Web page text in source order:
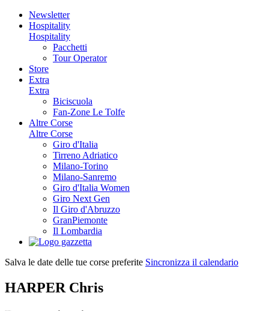
Newsletter
Hospitality
Hospitality
Pacchetti
Tour Operator
Store
Extra
Extra
Biciscuola
Fan-Zone Le Tolfe
Altre Corse
Altre Corse
Giro d'Italia
Tirreno Adriatico
Milano-Torino
Milano-Sanremo
Giro d'Italia Women
Giro Next Gen
Il Giro d'Abruzzo
GranPiemonte
Il Lombardia
Salva le date delle tue corse preferite Sincronizza il calendario
HARPER Chris